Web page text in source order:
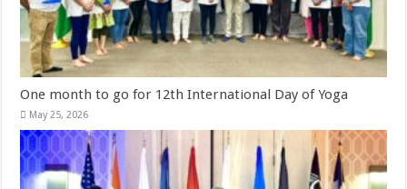
One month to go for 12th International Day of Yoga
May 25, 2026